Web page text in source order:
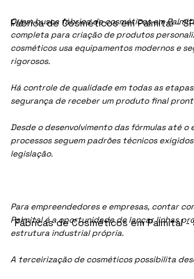
Quem busca fábrica de cosméticos em
completa para criação de produtos
cosméticos usa equipamentos modernos e
rigorosos.
Há controle de qualidade em todas as
segurança de receber um produto final
Desde o desenvolvimento das fórmulas até o
processos seguem padrões técnicos
legislação.
Para empreendedores e empresas, contar
Palmital é a oportunidade de lançar linhas
estrutura industrial própria.
A terceirização de cosméticos possibilita
Fábrica de Cosméticos em Palmital - SP
Fábricas de Cosméticos em Palmital -